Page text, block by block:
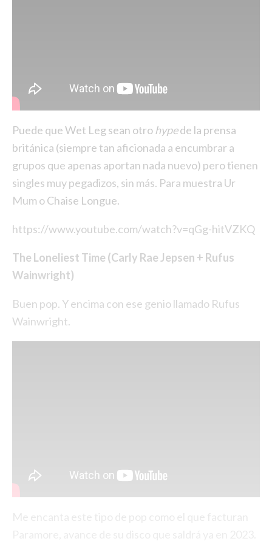
Puede que Wet Leg sean otro hypede la prensa
británica (siempre tan aficionada a encumbrar a
grupos que apenas aportan nada nuevo) pero tienen
singles muy pegadizos, sin más. Para muestra Ur
Mum oChaise Longue.
https://www.youtube.com/watch?v=qGg-hitVZKQ
The Loneliest Time (Carly Rae Jepsen + Rufus
Wainwright)
Buen pop. Y encima con ese genio llamado Rufus
Wainwright.